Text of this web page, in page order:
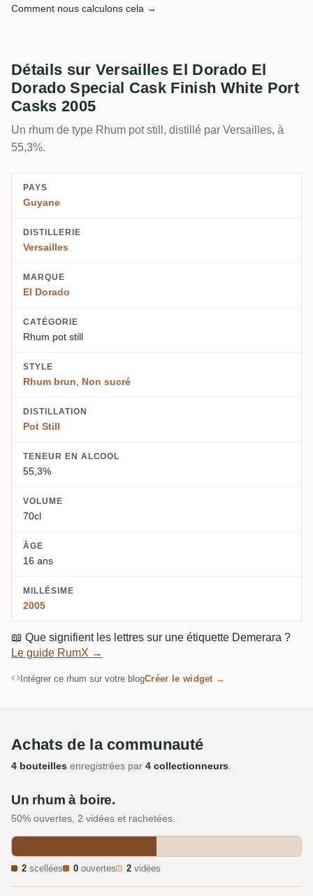
Comment nous calculons cela →
Détails sur Versailles El Dorado El
Dorado Special Cask Finish White Port
Casks 2005
Un rhum de type Rhum pot still, distillé par Versailles, à
55,3%.
PAYS
Guyane
DISTILLERIE
Versailles
MARQUE
El Dorado
CATÉGORIE
Rhum pot still
STYLE
Rhum brun, Non sucré
DISTILLATION
Pot Still
TENEUR EN ALCOOL
55,3%
VOLUME
70cl
ÂGE
16 ans
MILLÉSIME
2005
📖 Que signifient les lettres sur une étiquette Demerara ?
Le guide RumX →
Intégrer ce rhum sur votre blogCréer le widget →
Achats de la communauté
4 bouteilles enregistrées par 4 collectionneurs.
Un rhum à boire.
50% ouvertes, 2 vidées et rachetées.
2 scellées 0 ouvertes 2 vidées